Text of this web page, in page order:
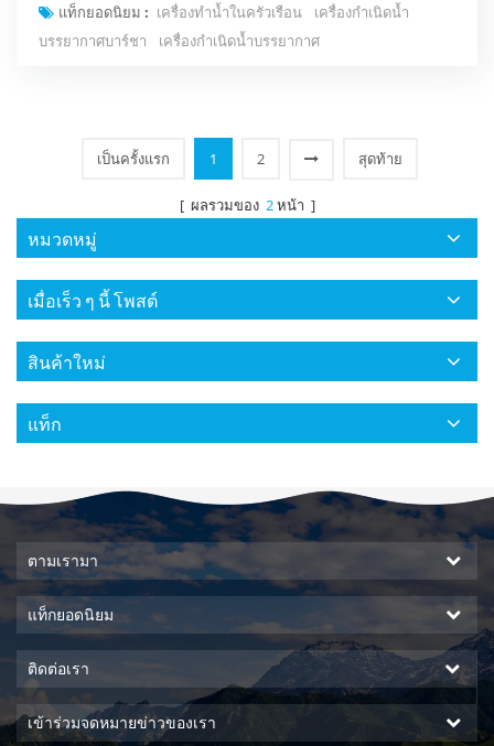
จักรวาลดวงอาทิตย์และดวงจันทร์เก็บเกี่ยวแหล่งที่มาของพลังอันหอม
หวานยืดอายุคือ คาร์บอนต่ำ และเป็นมิตรกั...
แท็กยอดนิยม : เครื่องทำน้ำในครัวเรือน
เครื่องกำเนิดน้ำ
บรรยากาศบาร์ชา
เครื่องกำเนิดน้ำบรรยากาศ
เป็นครั้งแรก 1 2 สุดท้าย
[ ผลรวมของ 2หน้า ]
หมวดหมู่
เมื่อเร็ว ๆ นี้ โพสต์
สินค้าใหม่
แท็ก
ตามเรามา
แท็กยอดนิยม
ติดต่อเรา
เข้าร่วมจดหมายข่าวของเรา